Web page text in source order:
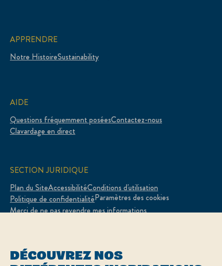
APPRENDRE
Notre HistoireSustainability
AIDE
Questions fréquemment poséesContactez-nous
Clavardage en direct
SECTION JURIDIQUE
Plan du SiteAccessibilitéConditions d'utilisation
Politique de confidentialitéParamètres des cookies
Merci de ne pas revendre mes informations
DÉCOUVREZ NOS